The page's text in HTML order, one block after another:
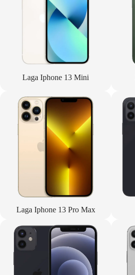
Laga Iphone 13 Mini
Laga Iphone 13 Pro Max